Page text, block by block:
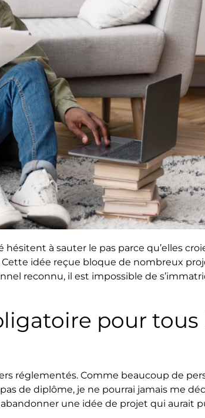
à sauter le pas parce qu’elles
Cette idée reçue bloque de nombreux
reconnu, il est impossible de
pour tous
réglementés. Comme beaucoup de
de diplôme, je ne pourrai jamais me
une idée de projet qui aurait